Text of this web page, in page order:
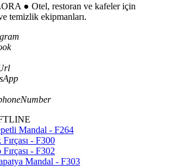
● Otel, restoran ve kafeler için
temizlik ekipmanları.
Mandal - F264
- F300
- F302
Mandal - F303